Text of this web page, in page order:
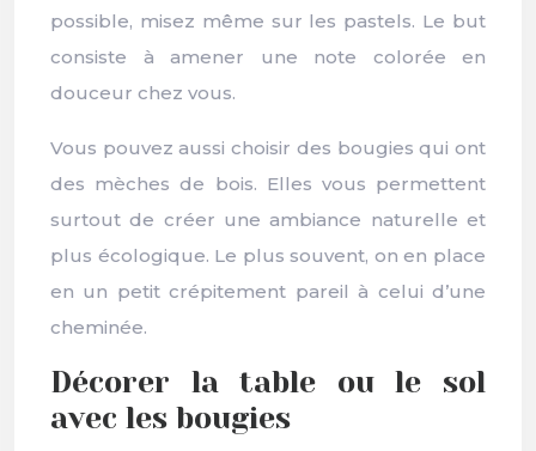
possible, misez même sur les pastels. Le but
consiste à amener une note colorée en
douceur chez vous.
Vous pouvez aussi choisir des bougies qui ont
des mèches de bois. Elles vous permettent
surtout de créer une ambiance naturelle et
plus écologique. Le plus souvent, on en place
en un petit crépitement pareil à celui d’une
cheminée.
Décorer la table ou le sol
avec les bougies